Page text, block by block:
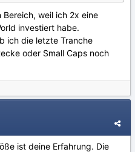
weil ich 2x eine
investiert habe.
ich die letzte Tranche
oder Small Caps noch
ist deine Erfahrung. Die